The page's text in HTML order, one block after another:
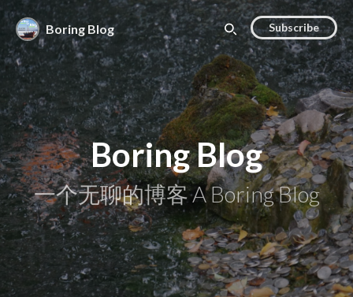
Boring Blog Subscribe
Boring Blog
一个无聊的博客 A Boring Blog